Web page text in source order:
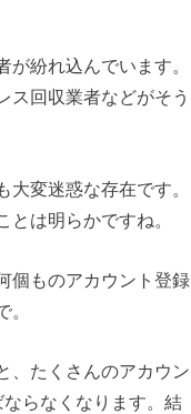
紛れ込んでいます。
ス回収業者などがそう
変迷惑な存在です。
は明らかですね。
個ものアカウント登録
、たくさんのアカウン
らなくなります。結